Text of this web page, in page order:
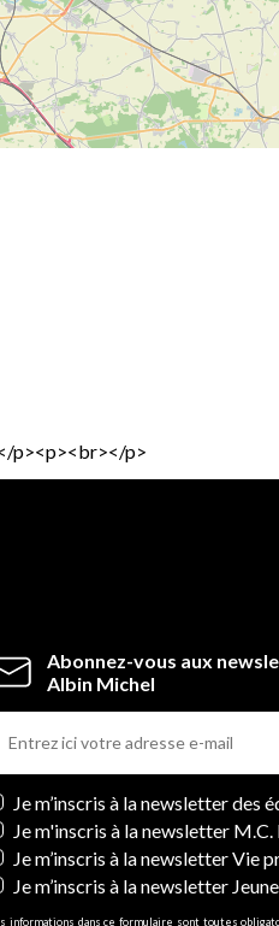
p><p><br></p>
Abonnez-vous aux
Albin Michel
Je m’inscris à la newsletter des
Je m'inscris à la newsletter
Je m’inscris à la newsletter Vie
Je m’inscris à la newsletter
informations dans ce formulaire sont toutes